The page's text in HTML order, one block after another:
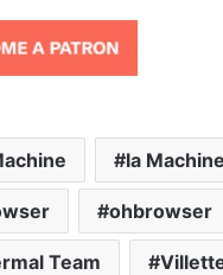
la
ohbrowser
Team